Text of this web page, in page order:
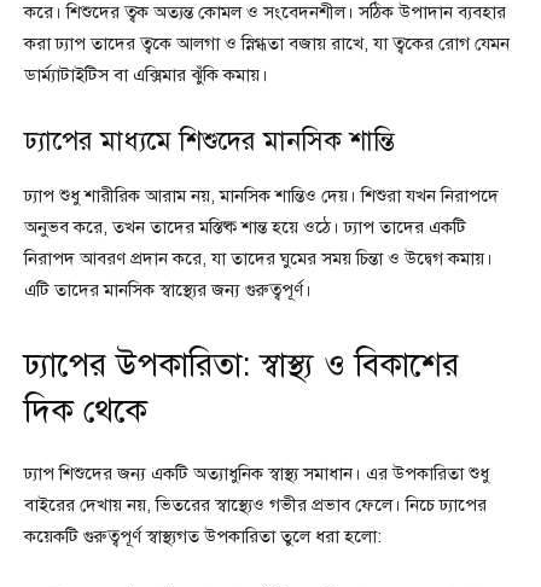
করে। শিশুদের ত্বক অত্যন্ত কোমল ও সংবেদনশীল। সঠিক উপাদান ব্যবহার
করা ঢ্যাপ তাদের ত্বকে আলগা ও স্নিগ্ধতা বজায় রাখে, যা ত্বকের রোগ যেমন
ডার্ম্যাটাইটিস বা এক্সিমার ঝুঁকি কমায়।
ঢ্যাপের মাধ্যমে শিশুদের মানসিক শান্তি
ঢ্যাপ শুধু শারীরিক আরাম নয়, মানসিক শান্তিও দেয়। শিশুরা যখন নিরাপদে
অনুভব করে, তখন তাদের মস্তিষ্ক শান্ত হয়ে ওঠে। ঢ্যাপ তাদের একটি
নিরাপদ আবরণ প্রদান করে, যা তাদের ঘুমের সময় চিন্তা ও উদ্বেগ কমায়।
এটি তাদের মানসিক স্বাস্থ্যের জন্য গুরুত্বপূর্ণ।
ঢ্যাপের উপকারিতা: স্বাস্থ্য ও বিকাশের
দিক থেকে
ঢ্যাপ শিশুদের জন্য একটি অত্যাধুনিক স্বাস্থ্য সমাধান। এর উপকারিতা শুধু
বাইরের দেখায় নয়, ভিতরের স্বাস্থ্যেও গভীর প্রভাব ফেলে। নিচে ঢ্যাপের
কয়েকটি গুরুত্বপূর্ণ স্বাস্থ্যগত উপকারিতা তুলে ধরা হলো: